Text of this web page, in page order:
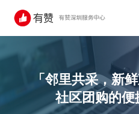
「邻里共采，新
社区团购的